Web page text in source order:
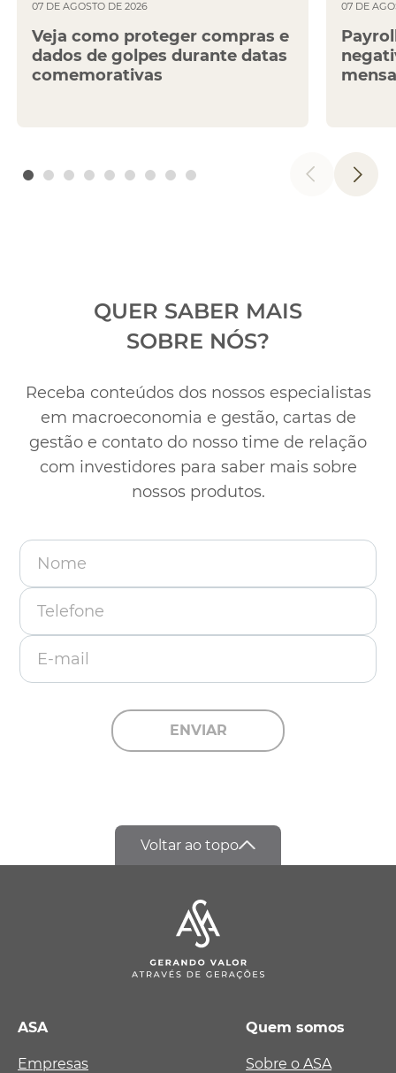
07 DE AGOSTO DE 2026
Veja como proteger compras e
dados de golpes durante datas
comemorativas
07 DE
QUER SABER MAIS
SOBRE NÓS?
Receba conteúdos dos nossos especialistas
em macroeconomia e gestão, cartas de
gestão e contato do nosso time de relação
com investidores para saber mais sobre
nossos produtos.
Nome
Telefone
E-mail
ENVIAR
Voltar ao topo
ASA
Empresas
Quem somos
Sobre o ASA